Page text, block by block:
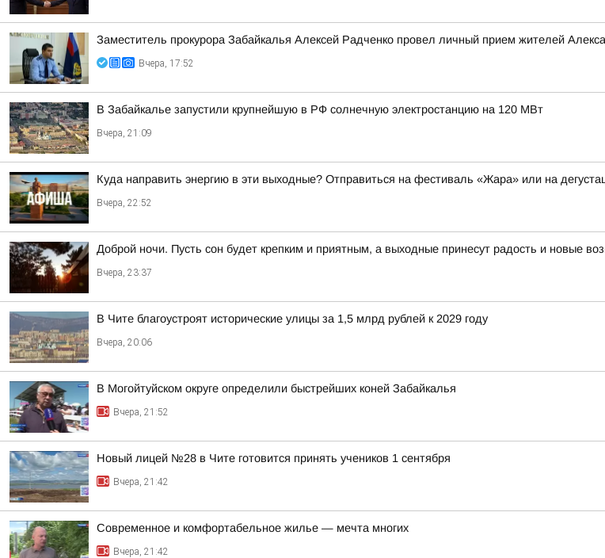
Заместитель прокурора Забайкалья Алексей Радченко провел личный прием жителей
Вчера, 17:52
В Забайкалье запустили крупнейшую в РФ солнечную электростанцию на 120 МВт
Вчера, 21:09
Куда направить энергию в эти выходные? Отправиться на фестиваль «Жара» или на
Вчера, 22:52
Доброй ночи. Пусть сон будет крепким и приятным, а выходные принесут радость и новые
Вчера, 23:37
В Чите благоустроят исторические улицы за 1,5 млрд рублей к 2029 году
Вчера, 20:06
В Могойтуйском округе определили быстрейших коней Забайкалья
Вчера, 21:52
Новый лицей №28 в Чите готовится принять учеников 1 сентября
Вчера, 21:42
Современное и комфортабельное жилье — мечта многих
Вчера, 21:42